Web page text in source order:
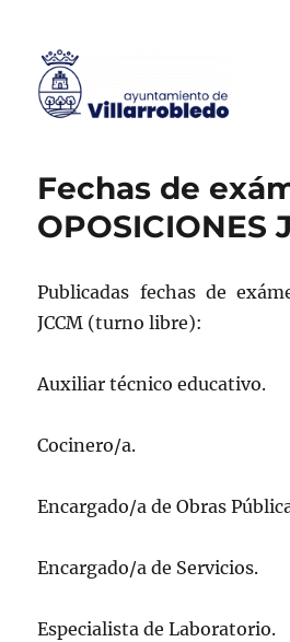
Fechas de
OPOSICIONES
Publicadas fechas de
JCCM (turno libre):
Auxiliar técnico educativo.
Cocinero/a.
Encargado/a de Obras
Encargado/a de Servicios.
Especialista de Laboratorio.